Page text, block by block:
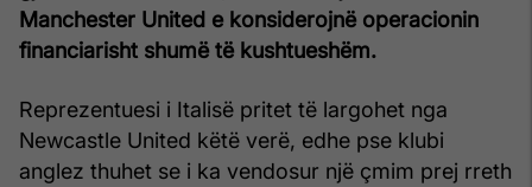
Manchester United e konsiderojnë operacionin
financiarisht shumë të kushtueshëm.
Reprezentuesi i Italisë pritet të largohet nga
Newcastle United këtë verë, edhe pse klubi
anglez thuhet se i ka vendosur një çmim prej rreth